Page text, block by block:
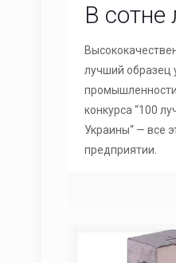
В сотне
лучший образец
конкурса “100
Украины“ — все
предприятии.